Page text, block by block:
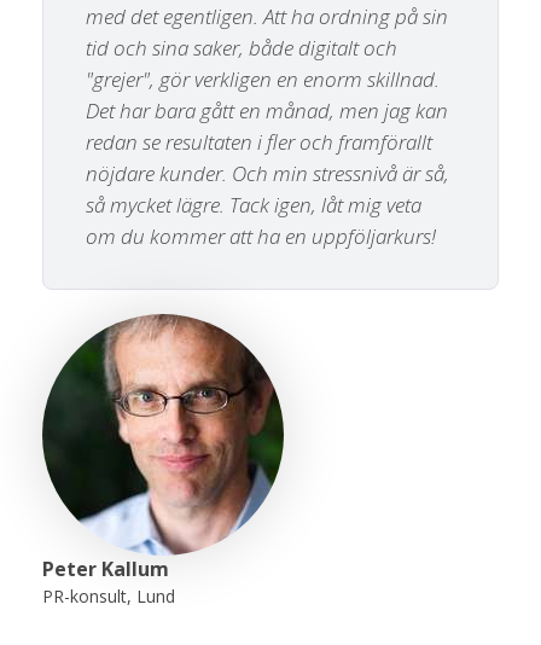
med det egentligen. Att ha ordning på sin
tid och sina saker, både digitalt och
"grejer", gör verkligen en enorm skillnad.
Det har bara gått en månad, men jag kan
redan se resultaten i fler och framförallt
nöjdare kunder. Och min stressnivå är så,
så mycket lägre. Tack igen, låt mig veta
om du kommer att ha en uppföljarkurs!
Peter Kallum
PR-konsult, Lund